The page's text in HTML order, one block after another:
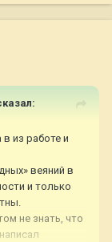
из работе и
веяний в
и только
не знать, что